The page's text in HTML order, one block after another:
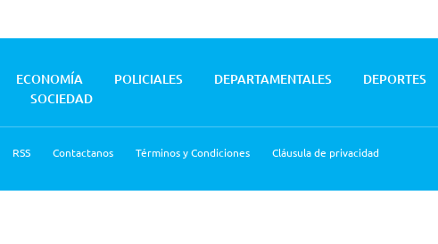
ECONOMÍA POLICIALES DEPARTAMENTALES DEPORTES
SOCIEDAD
RSS Contactanos Términos y Condiciones Cláusula de privacidad